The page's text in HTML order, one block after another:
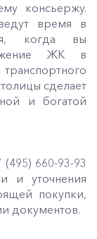
консьержу.
время в
когда вы
ЖК в
сделает
и богатой
660-93-93
и уточнения
покупки,
документов.